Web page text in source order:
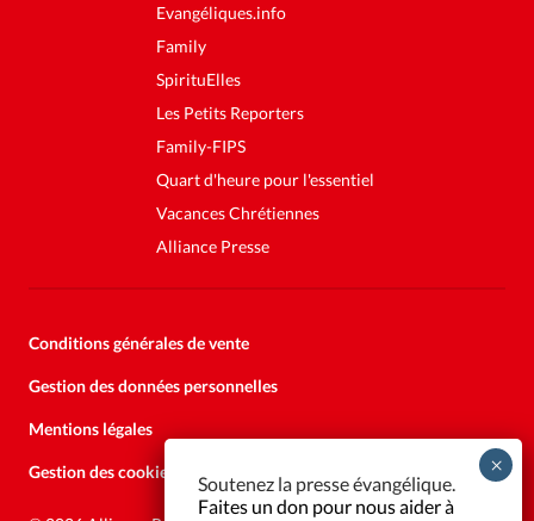
Evangéliques.info
Family
SpirituElles
Les Petits Reporters
Family-FIPS
Quart d'heure pour l'essentiel
Vacances Chrétiennes
Alliance Presse
Conditions générales de vente
Gestion des données personnelles
Mentions légales
Gestion des cookies
Soutenez la presse évangélique.
Faites un don pour nous aider à